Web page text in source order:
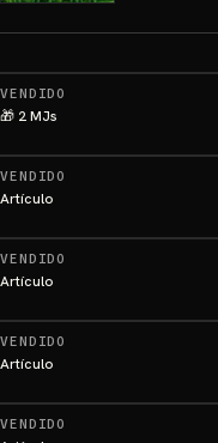
VENDIDO
🎁 2 MJs
VENDIDO
Artículo
VENDIDO
Artículo
VENDIDO
Artículo
VENDIDO